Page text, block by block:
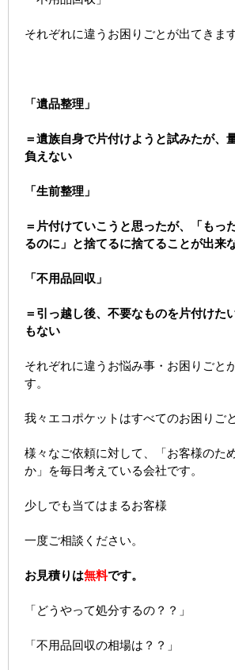
それぞれに違うお困りごとが出てきます
「遺品整理」
＝遺族自身で片付けようと試みたが、
負えない
「生前整理」
＝片付けていこうと思ったが、「もっ
るのに」と捨てるに捨てることが出来
「不用品回収」
＝引っ越し後、不要なものを片付けた
もない
それぞれに違うお悩み事・お困りごと
す。
我々エコポケットはすべてのお困りご
様々なご依頼に対して、「お客様のた
か」を毎日考えている会社です。
少しでも当てはまるお客様
一度ご相談ください。
お見積りは無料です。
「どうやって処分するの？？」
「不用品回収の相場は？？」